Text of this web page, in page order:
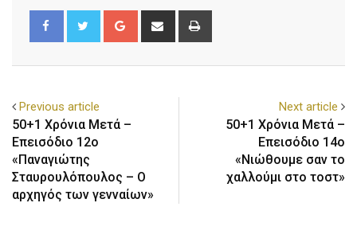
Previous article
50+1 Χρόνια Μετά –
Επεισόδιο 12ο
«Παναγιώτης
Σταυρουλόπουλος – Ο
αρχηγός των γενναίων»
Next article
50+1 Χρόνια Μετά –
Επεισόδιο 14ο
«Νιώθουμε σαν το
χαλλούμι στο τοστ»